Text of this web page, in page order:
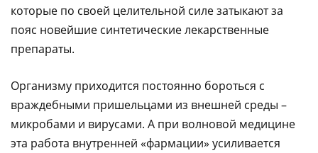
которые по своей целительной силе затыкают за
пояс новейшие синтетические лекарственные
препараты.
Организму приходится постоянно бороться с
враждебными пришельцами из внешней среды –
микробами и вирусами. А при волновой медицине
эта работа внутренней «фармации» усиливается